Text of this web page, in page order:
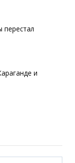
перестал
и